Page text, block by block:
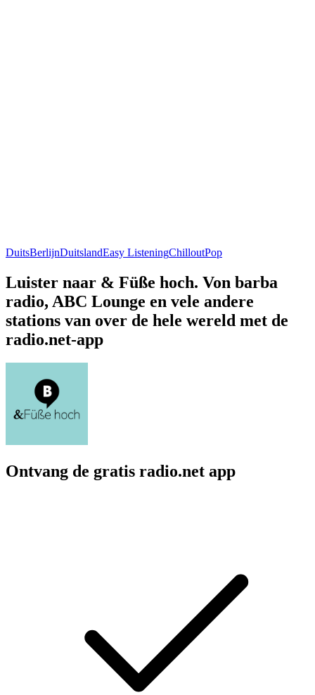
DuitsBerlijnDuitslandEasy ListeningChilloutPop
Luister naar & Füße hoch. Von barba
radio, ABC Lounge en vele andere
stations van over de hele wereld met de
radio.net-app
Ontvang de gratis radio.net app